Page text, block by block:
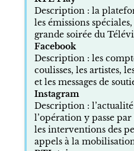
Description : la
les émissions
grande soirée du
Facebook
Description : les
coulisses, les artistes,
et les messages de
Instagram
Description :
l’opération y passe par
les interventions des
appels à la